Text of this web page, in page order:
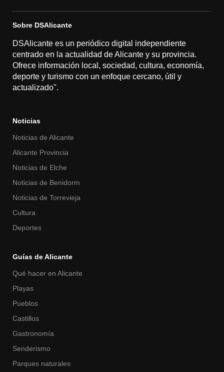
Sobre DSAlicante
DSAlicante es un periódico digital independiente
centrado en la actualidad de Alicante y su provincia.
Ofrece información local, sociedad, cultura, economía,
deporte y turismo con un enfoque cercano, útil y
actualizado".
Noticias
Noticias de Alicante
Alicante Provincia
Noticias de Elche
Noticias de Benidorm
Noticias de Torrevieja
Cultura
Deportes
Guías de Alicante
Qué hacer en Alicante
Playas
Pueblos
Castillos
Gastronomía
Senderismo
Parques naturales